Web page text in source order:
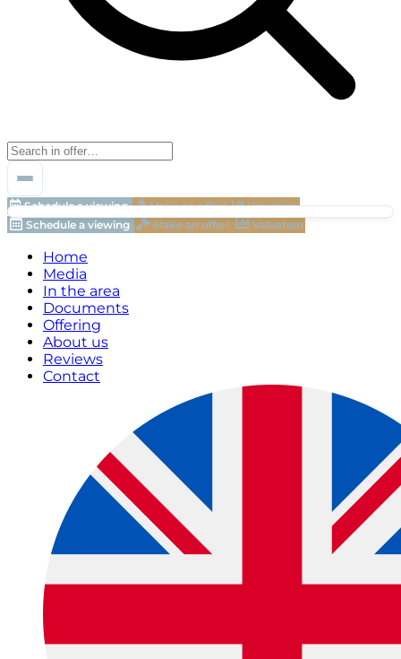
Schedule a viewing Make an offer!
Valuation
Schedule a viewing
Make an offer! Valuation
Home
Media
In the area
Documents
Offering
About us
Reviews
Contact